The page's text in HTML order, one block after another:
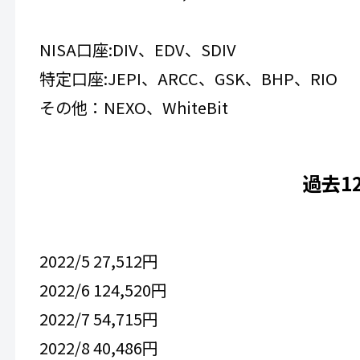
NISA口座:DIV、EDV、SDIV
特定口座:JEPI、ARCC、GSK、BHP、RIO
その他：NEXO、WhiteBit
過去
2022/5 27,512円
2022/6 124,520円
2022/7 54,715円
2022/8 40,486円